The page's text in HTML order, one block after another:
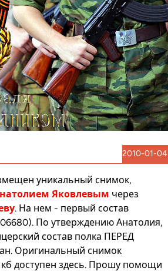
2010-01-04
уникальный снимок,
Яковлевым через
. На нем - первый состав
По утверждению Анатолия,
состав полка ПЕРЕД
Оригинальный снимок
доступен здесь. Прошу помощи